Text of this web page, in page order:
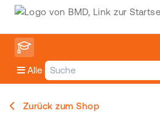
Alle
Zurück zum Shop